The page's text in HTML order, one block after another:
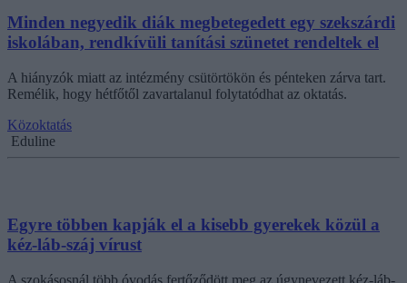
Minden negyedik diák megbetegedett egy szekszárdi
iskolában, rendkívüli tanítási szünetet rendeltek el
A hiányzók miatt az intézmény csütörtökön és pénteken zárva tart.
Remélik, hogy hétfőtől zavartalanul folytatódhat az oktatás.
Közoktatás
Eduline
Egyre többen kapják el a kisebb gyerekek közül a
kéz-láb-száj vírust